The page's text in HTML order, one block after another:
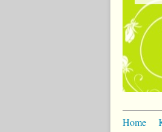
Home